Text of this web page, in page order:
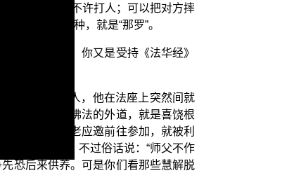
纯粹角力，不许打人；可以把对方摔
于角力这一种，就是“那罗”。
菩萨行的人，你又是受持《法华经》
搞过魔术骗人，他在法座上突然间就
道，也是附佛法的外道，就是喜饶根
有些佛教长老应邀前往参加，就被利
搞那个魔术？不过俗话说：“师父不作
恐后来供养。可是你们看那些慧解脱